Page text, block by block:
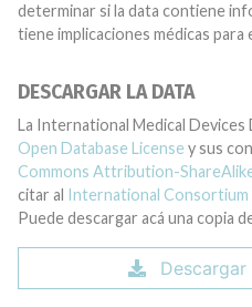
determinar si la data contiene
tiene implicaciones médicas para
DESCARGAR LA DATA
La International Medical Devices
Open Database License y sus
Commons Attribution-
citar al International
Puede descargar acá una copia